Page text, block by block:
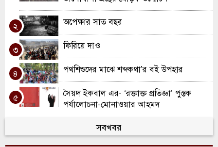
২ অপেক্ষার সাত বছর
৩ ফিরিয়ে দাও
৪ পথশিশুদের মাঝে শব্দকথা’র বই উপহার
৫
সৈয়দ ইকবাল এর- ‘রক্তাক্ত প্রতিজ্ঞা’ পুস্তক
পর্যালোচনা-মোনাওয়ার আহমদ
বর্ণাঢ্য আয়োজনে শব্দকথা’র প্রতিষ্ঠাবার্ষীকী
উদযাপন
সবখবর